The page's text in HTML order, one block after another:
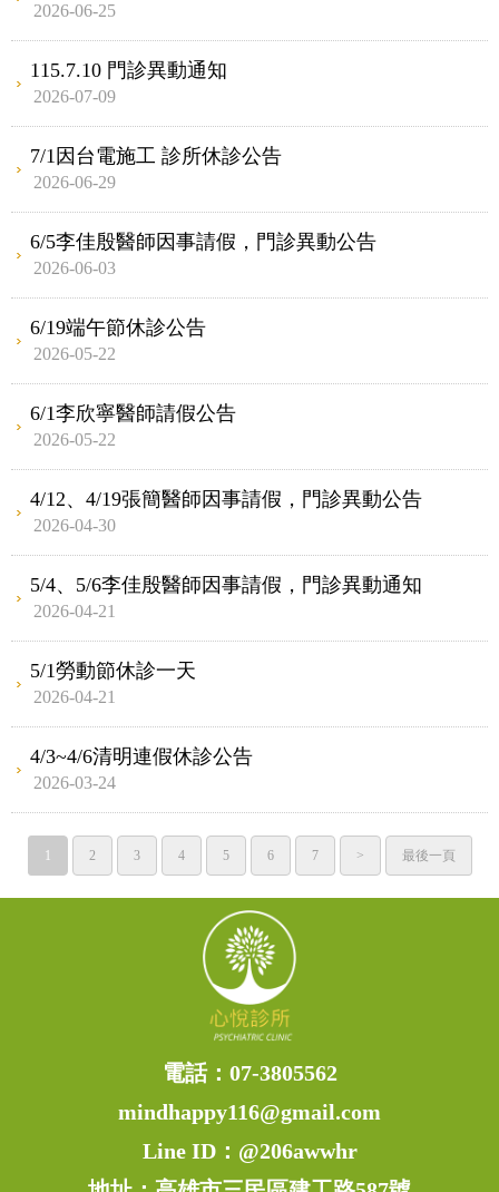
2026-06-25
115.7.10 門診異動通知
2026-07-09
7/1因台電施工 診所休診公告
2026-06-29
6/5李佳殷醫師因事請假，門診異動公告
2026-06-03
6/19端午節休診公告
2026-05-22
6/1李欣寧醫師請假公告
2026-05-22
4/12、4/19張簡醫師因事請假，門診異動公告
2026-04-30
5/4、5/6李佳殷醫師因事請假，門診異動通知
2026-04-21
5/1勞動節休診一天
2026-04-21
4/3~4/6清明連假休診公告
2026-03-24
1 2 3 4 5 6 7 > 最後一頁
電話： 07-3805562
mindhappy116@gmail.com
Line ID： @206awwhr